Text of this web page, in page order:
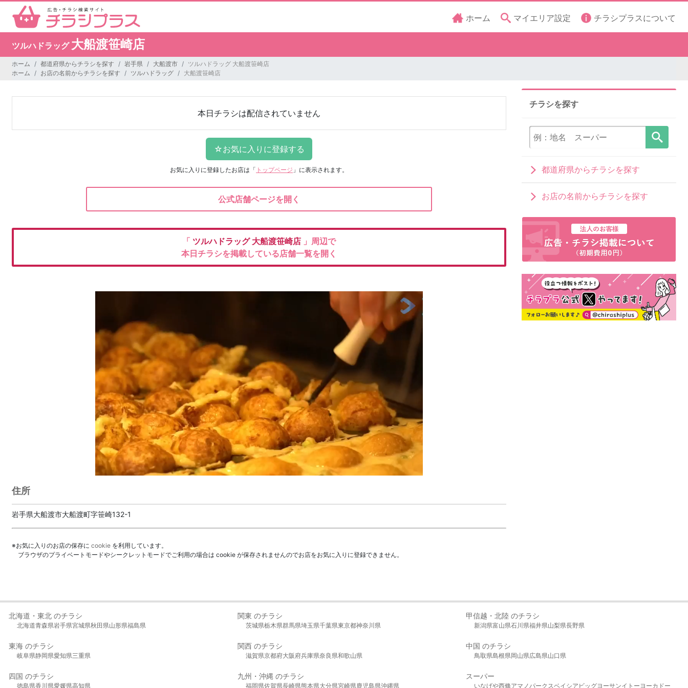
ホーム マイエリア設定 チラシプラスについて
ツルハドラッグ 大船渡笹崎店
ホーム 都道府県からチラシを探す 岩手県 大船渡市
ツルハドラッグ 大船渡笹崎店
ホーム
お店の名前からチラシを探す ツルハドラッグ 大船渡笹崎店
本日チラシは配信されていません
お気に入りに登録したお店は 「 トップページ 」に表示されます。
公式店舗ページを開く
「 ツルハドラッグ 大船渡笹崎店 」周辺で
本日チラシを掲載している店舗一覧を開く
住所
岩手県大船渡市大船渡町字笹崎132-1
※お気に入りのお店の保存に cookie を利用しています。
ブラウザのプライベートモードやシークレットモードでご利用の場合は cookie が保存されませんのでお店をお気に入りに登録できません。
チラシを探す
都道府県からチラシを探す
お店の名前からチラシを探す
北海道・東北 のチラシ
北海道青森県岩手県宮城県秋田県山形県福島県
関東 のチラシ
茨城県栃木県群馬県埼玉県千葉県東京都神奈川県
甲信越・北陸 のチラシ
新潟県富山県石川県福井県山梨県長野県
東海 のチラシ
岐阜県静岡県愛知県三重県
関西 のチラシ
滋賀県京都府大阪府兵庫県奈良県和歌山県
中国 のチラシ
鳥取県島根県岡山県広島県山口県
四国 のチラシ
徳島県香川県愛媛県高知県
九州・沖縄 のチラシ
福岡県佐賀県長崎県熊本県大分県宮崎県鹿児島県沖縄県
スーパー
いなげや西條アマノパークスベイシア ビッグヨーサンイトーヨーカドー